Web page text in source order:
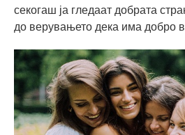
секогаш ја гледаат добрата
до верувањето дека има добро